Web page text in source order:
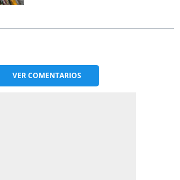
VERCOMENTARIOS